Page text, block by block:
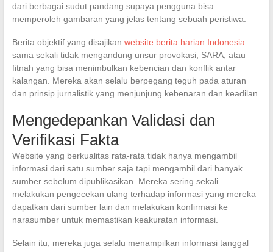
dari berbagai sudut pandang supaya pengguna bisa
memperoleh gambaran yang jelas tentang sebuah peristiwa.
Berita objektif yang disajikan website berita harian Indonesia
sama sekali tidak mengandung unsur provokasi, SARA, atau
fitnah yang bisa menimbulkan kebencian dan konflik antar
kalangan. Mereka akan selalu berpegang teguh pada aturan
dan prinsip jurnalistik yang menjunjung kebenaran dan keadilan.
Mengedepankan Validasi dan
Verifikasi Fakta
Website yang berkualitas rata-rata tidak hanya mengambil
informasi dari satu sumber saja tapi mengambil dari banyak
sumber sebelum dipublikasikan. Mereka sering sekali
melakukan pengecekan ulang terhadap informasi yang mereka
dapatkan dari sumber lain dan melakukan konfirmasi ke
narasumber untuk memastikan keakuratan informasi.
Selain itu, mereka juga selalu menampilkan informasi tanggal